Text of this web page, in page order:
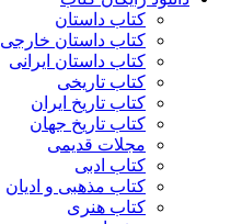
کتاب داستان
کتاب داستان خارجی
کتاب داستان ایرانی
کتاب تاریخی
کتاب تاریخ ایران
کتاب تاریخ جهان
مجلات قدیمی
کتاب ادبی
کتاب مذهبی و ادیان
کتاب هنری